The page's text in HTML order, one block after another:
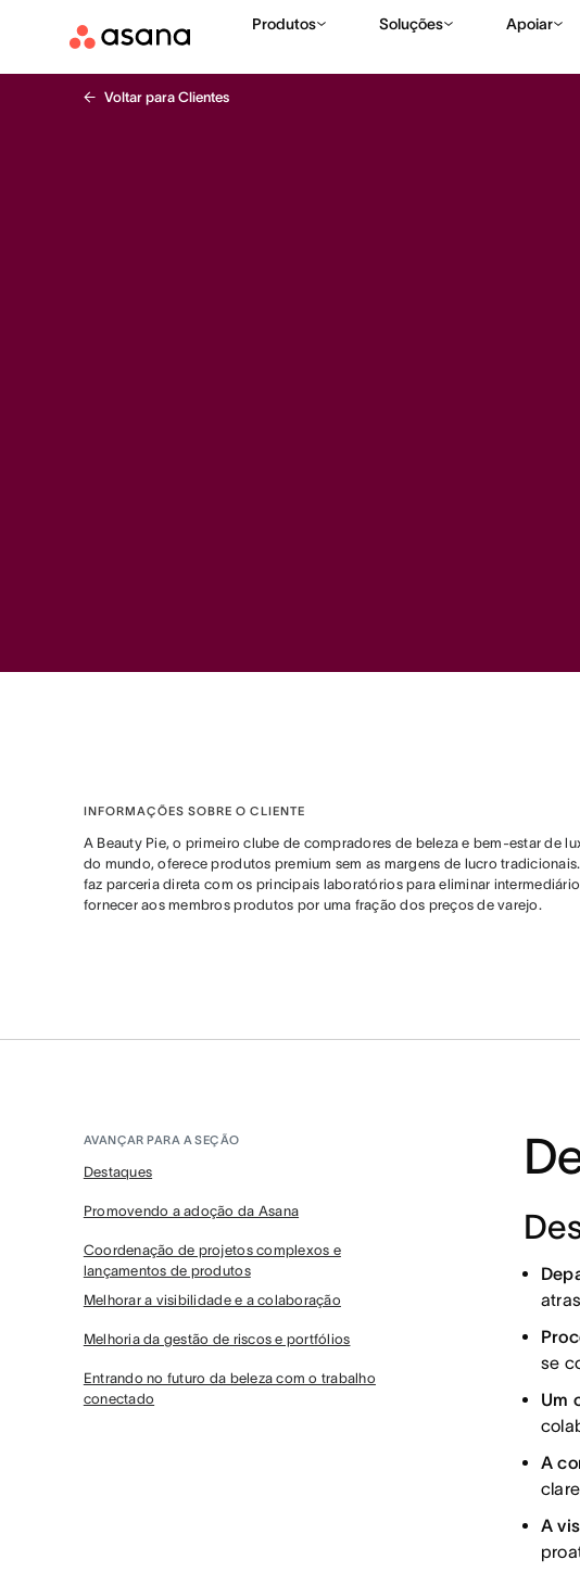
Produtos Soluções Apoiar
Voltar para Clientes
INFORMAÇÕES SOBRE O CLIENTE
A Beauty Pie, o primeiro clube de compradores de beleza e bem-estar de
do mundo, oferece produtos premium sem as margens de lucro
faz parceria direta com os principais laboratórios para eliminar
fornecer aos membros produtos por uma fração dos preços de varejo.
AVANÇAR PARA A SEÇÃO
Destaques
Promovendo a adoção da Asana
Coordenação de projetos complexos e
lançamentos de produtos
Melhorar a visibilidade e a colaboração
Melhoria da gestão de riscos e portfólios
Entrando no futuro da beleza com o trabalho
conectado
se
Um
A
A